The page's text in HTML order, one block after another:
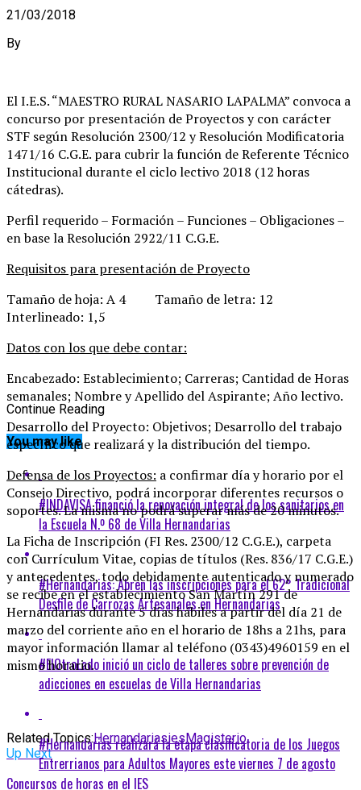
21/03/2018
By
El I.E.S. “MAESTRO RURAL NASARIO LAPALMA” convoca a
concurso por presentación de Proyectos y con carácter
STF según Resolución 2300/12 y Resolución Modificatoria
1471/16 C.G.E. para cubrir la función de Referente Técnico
Institucional durante el ciclo lectivo 2018 (12 horas
cátedras).
Perfil requerido – Formación – Funciones – Obligaciones –
en base la Resolución 2922/11 C.G.E.
Requisitos para presentación de Proyecto
Tamaño de hoja: A 4 Tamaño de letra: 12
Interlineado: 1,5
Datos con los que debe contar:
Encabezado: Establecimiento; Carreras; Cantidad de Horas
semanales; Nombre y Apellido del Aspirante; Año lectivo.
Desarrollo del Proyecto: Objetivos; Desarrollo del trabajo
específico que realizará y la distribución del tiempo.
Defensa de los Proyectos: a confirmar día y horario por el
Consejo Directivo, podrá incorporar diferentes recursos o
soportes. La misma no podrá superar más de 20 minutos.
La Ficha de Inscripción (FI Res. 2300/12 C.G.E.), carpeta
con Currículum Vitae, copias de títulos (Res. 836/17 C.G.E.)
y antecedentes, todo debidamente autenticado y numerado
se recibe en el establecimiento San Martín 291 de
Hernandarias durante 5 días hábiles a partir del día 21 de
marzo del corriente año en el horario de 18hs a 21hs, para
mayor información llamar al teléfono (0343)4960159 en el
mismo horario.
Related Topics:HernandariasiesMagisterio
Up Next
Concursos de horas en el IES
Continue Reading
You may like
#INDAVISA financió la renovación integral de los sanitarios en
la Escuela N.º 68 de Villa Hernandarias
#Hernandarias: Abren las inscripciones para el 62° Tradicional
Desfile de Carrozas Artesanales en Hernandarias
#ElOtroLado inició un ciclo de talleres sobre prevención de
adicciones en escuelas de Villa Hernandarias
#Hernandarias realizará la etapa clasificatoria de los Juegos
Entrerrianos para Adultos Mayores este viernes 7 de agosto